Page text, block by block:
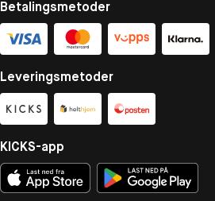
Betalingsmetoder
Leveringsmetoder
KICKS-app